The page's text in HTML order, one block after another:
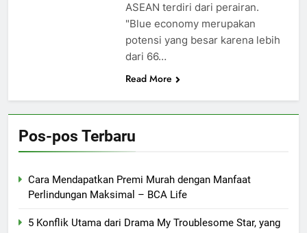
ASEAN terdiri dari perairan.
"Blue economy merupakan
potensi yang besar karena lebih
dari 66…
Read More
Pos-pos Terbaru
Cara Mendapatkan Premi Murah dengan Manfaat
Perlindungan Maksimal – BCA Life
5 Konflik Utama dari Drama My Troublesome Star, yang